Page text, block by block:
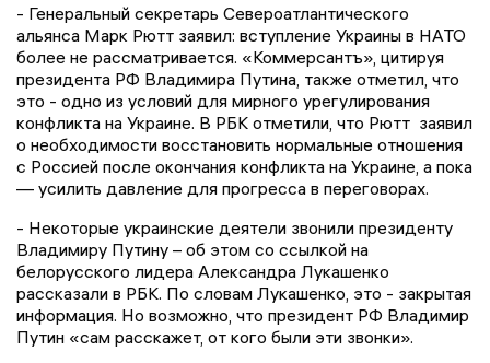
- Генеральный секретарь Cевероатлантического
альянса Марк Рютт заявил: вступление Украины в НАТО
более не рассматривается. «Коммерсантъ», цитируя
президента РФ Владимира Путина, также отметил, что
это - одно из условий для мирного урегулирования
конфликта на Украине. В РБК отметили, что Рютт заявил
о необходимости восстановить нормальные отношения
с Россией после окончания конфликта на Украине, а пока
— усилить давление для прогресса в переговорах.
- Некоторые украинские деятели звонили президенту
Владимиру Путину – об этом со ссылкой на
белорусского лидера Александра Лукашенко
рассказали в РБК. По словам Лукашенко, это - закрытая
информация. Но возможно, что президент РФ Владимир
Путин «сам расскажет, от кого были эти звонки».